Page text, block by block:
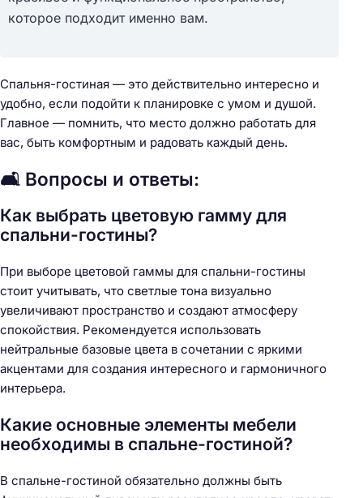
которое подходит именно вам.
Спальня-гостиная — это действительно интересно и
удобно, если подойти к планировке с умом и душой.
Главное — помнить, что место должно работать для
вас, быть комфортным и радовать каждый день.
🛋️ Вопросы и ответы:
Как выбрать цветовую гамму для
спальни-гостины?
При выборе цветовой гаммы для спальни-гостины
стоит учитывать, что светлые тона визуально
увеличивают пространство и создают атмосферу
спокойствия. Рекомендуется использовать
нейтральные базовые цвета в сочетании с яркими
акцентами для создания интересного и гармоничного
интерьера.
Какие основные элементы мебели
необходимы в спальне-гостиной?
В спальне-гостиной обязательно должны быть